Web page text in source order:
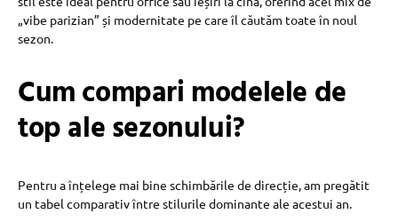
„vibe parizian” și modernitate pe care îl căutăm toate în noul
sezon.
Cum compari modelele de
top ale sezonului?
Pentru a înțelege mai bine schimbările de direcție, am pregătit
un tabel comparativ între stilurile dominante ale acestui an.